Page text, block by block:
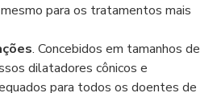
para os tratamentos mais
. Concebidos em tamanhos de
dilatadores cônicos e
para todos os doentes de